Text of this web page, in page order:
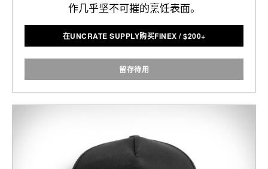
作几乎坚不可摧的烹饪表面。
在UNCRATE SUPPLY购买FINEX /$200+
留存待用